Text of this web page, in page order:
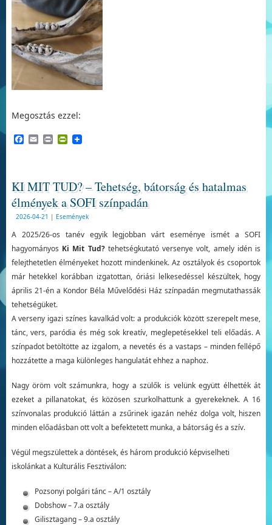
Megosztás ezzel:
Facebook
EmailPrintPrintFriendly
KI MIT TUD? – Tehetség, bátorság és hatalmas
élmények a SOFI színpadán
2026-04-21 | Események
A 2025/26-os tanév egyik legjobban várt eseménye ismét a SOFI
hagyományos Ki Mit Tud?tehetségkutató versenye volt, amely idén is
felejthetetlen élményeket hozott mindenkinek. Az osztályok és csoportok
már hetekkel korábban izgatottan, óriási lelkesedéssel készültek, hogy
április 21-én a Kondor Béla Művelődési Ház színpadán megmutathassák
tehetségüket.
A verseny igazi színes kavalkád volt: a produkciók között szerepelt mese,
tánc, vers, paródia és még sok kreatív, meglepetésekkel teli előadás. A
színpadot betöltötte az izgalom, a nevetés és a vastaps – minden fellépő
hozzátette a maga különleges hangulatát ehhez a naphoz.
Nagy öröm volt számunkra, hogy a szülők is velünk együtt élhették át
ezeket a pillanatokat, és közösen szurkolhattunk a gyerekeknek. A 16
színvonalas produkció láttán a zsűrinek igazán nehéz dolga volt, hiszen
minden előadásban ott volt a befektetett munka, a bátorság és a szív.
Végül megszülettek a döntések, és három produkció képviselheti
iskolánkat a Kulturális Fesztiválon:
Pozsonyi polgári tánc – A/1 osztály
Dobshow – 7.a osztály
Gilisztagang – 9.a osztály